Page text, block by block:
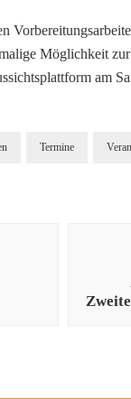
Möglichkeit
am
Termine